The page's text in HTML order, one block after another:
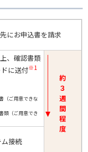
にお申込書を請求
、確認書類
に送付※1
ご用意できな
類（ご用意でき
約
３
週
間
程
度
接続